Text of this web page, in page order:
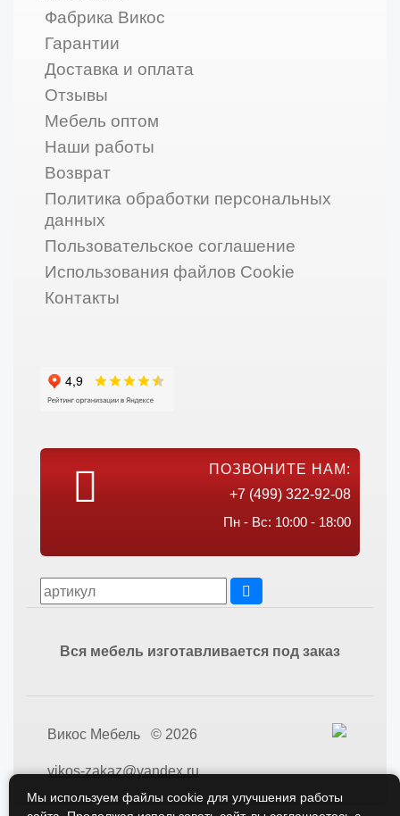
Фабрика Викос
Гарантии
Доставка и оплата
Отзывы
Мебель оптом
Наши работы
Возврат
Политика обработки персональных
данных
Пользовательское соглашение
Использования файлов Cookie
Контакты
ПОЗВОНИТЕ НАМ:
+7 (499) 322-92-08
Пн - Вс: 10:00 - 18:00
Вся мебель изготавливается под заказ
Викос Мебель © 2026
vikos-zakaz@yandex.ru
Мы используем файлы cookie для улучшения работы